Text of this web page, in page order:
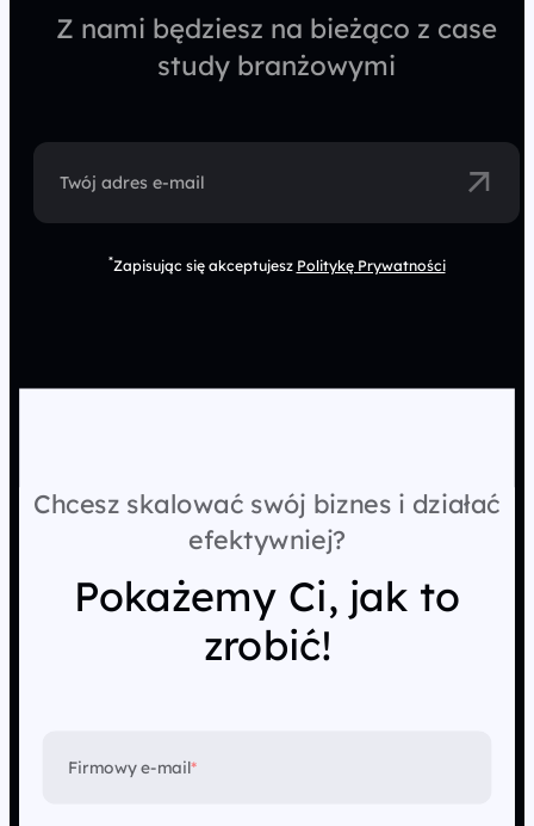
Z nami będziesz na bieżąco z case
study branżowymi
Twój adres e-mail
*Zapisując się akceptujesz Politykę Prywatności
Chcesz skalować swój biznes i działać
efektywniej?
Pokażemy Ci, jak to
zrobić!
Firmowy e-mail*